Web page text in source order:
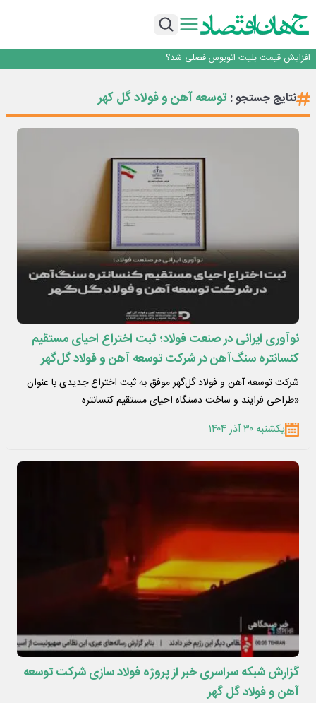
افزایش قیمت بلیت اتوبوس فصلی شد؟
رانندگان انگلیسی به سرقت سوخت روی آوردند!
۲ درصد از مشترکان ۱۰ درصد برق خانگی را مصرف می‌کنند!
نتایج جستجو : توسعه آهن و فولاد گل کهر
نوآوری ایرانی در صنعت فولاد؛ ثبت اختراع احیای مستقیم
کنسانتره سنگ‌آهن در شرکت توسعه آهن و فولاد گل‌گهر
شرکت توسعه آهن و فولاد گل‌گهر موفق به ثبت اختراع جدیدی با عنوان
«طراحی فرایند و ساخت دستگاه احیای مستقیم کنسانتره…
یکشنبه ۳۰ آذر ۱۴۰۴
گزارش شبکه سراسری خبر از پروژه فولاد سازی شرکت توسعه
آهن و فولاد گل گهر